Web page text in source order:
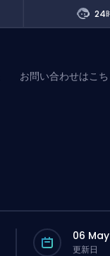
24
お問い合わせはこち
06
更新日